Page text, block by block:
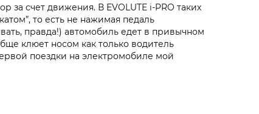
за счет движения. В EVOLUTE i‑PRO таких
то есть не нажимая педаль
правда!) автомобиль едет в привычном
клюет носом как только водитель
поездки на электромобиле мой